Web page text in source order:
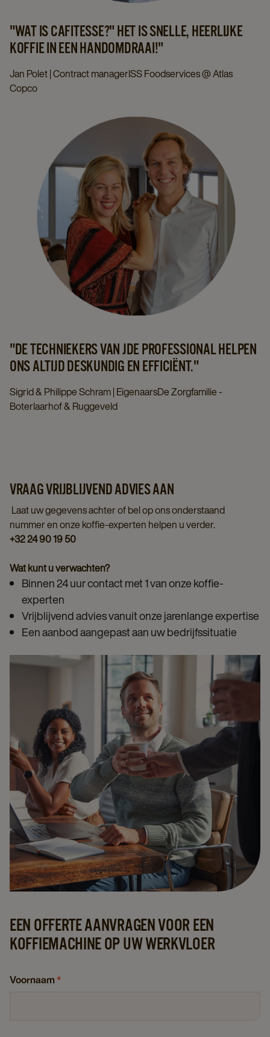
"WAT IS CAFITESSE?" HET IS SNELLE, HEERLIJKE
KOFFIE IN EEN HANDOMDRAAI!"
Jan Polet | Contract managerISS Foodservices @ Atlas
Copco
"DE TECHNIEKERS VAN JDE PROFESSIONAL HELPEN
ONS ALTIJD DESKUNDIG EN EFFICIËNT."
Sigrid & Philippe Schram | EigenaarsDe Zorgfamilie -
Boterlaarhof & Ruggeveld
VRAAG VRIJBLIJVEND ADVIES AAN
Laat uw gegevens achter of bel op ons onderstaand
nummer en onze koffie-experten helpen u verder.
+32 24 90 19 50
Wat kunt u verwachten?
Binnen 24 uur contact met 1 van onze koffie-
experten
Vrijblijvend advies vanuit onze jarenlange expertise
Een aanbod aangepast aan uw bedrijfssituatie
EEN OFFERTE AANVRAGEN VOOR EEN
KOFFIEMACHINE OP UW WERKVLOER
Voornaam*